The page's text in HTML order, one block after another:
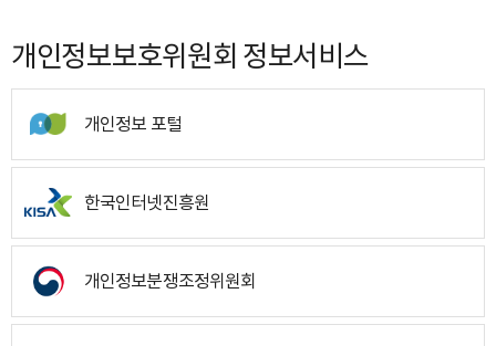
개인정보보호위원회 정보서비스
개인정보 포털
한국인터넷진흥원
개인정보분쟁조정위원회